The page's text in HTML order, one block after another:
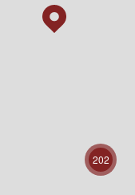
202